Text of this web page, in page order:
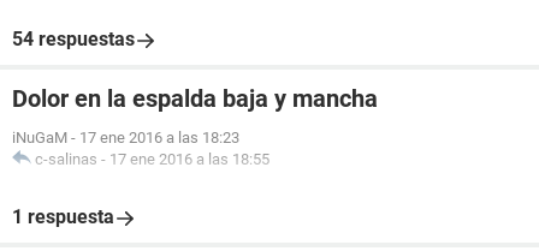
54 respuestas
Dolor en la espalda baja y mancha
iNuGaM - 17 ene 2016 a las 18:23
c-salinas - 17 ene 2016 a las 18:55
1 respuesta